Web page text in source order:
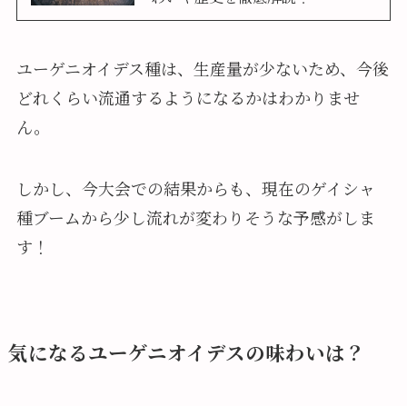
ユーゲニオイデス種は、生産量が少ないため、今後
どれくらい流通するようになるかはわかりませ
ん。
しかし、今大会での結果からも、現在のゲイシャ
種ブームから少し流れが変わりそうな予感がしま
す！
気になるユーゲニオイデスの味わいは？